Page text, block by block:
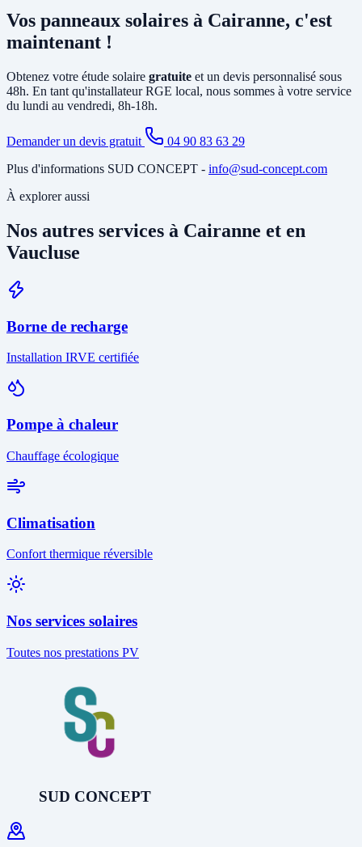
existant et le tirage de câbles DC depuis la toiture. Si votre tableau
est ancien ou sous-dimensionné, une mise à jour partielle peut être
nécessaire. Notre étude gratuite à Cairanne identifie tous les travaux
Vos panneaux solaires à Cairanne, c'est
maintenant !
Obtenez votre étude solaire gratuite et un devis personnalisé sous
48h. En tant qu'installateur RGE local, nous sommes à votre service
du lundi au vendredi, 8h-18h.
Demander un devis gratuit
04 90 83 63 29
Plus d'informations SUD CONCEPT - info@sud-concept.com
À explorer aussi
Nos autres services à Cairanne et en
Vaucluse
Borne de recharge
Installation IRVE certifiée
Pompe à chaleur
Chauffage écologique
Climatisation
Confort thermique réversible
Nos services solaires
Toutes nos prestations PV
SUD CONCEPT